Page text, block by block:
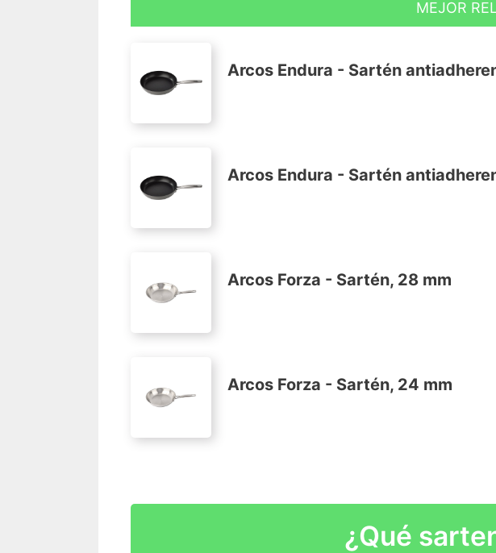
Acero inoxidable
Medida: 24 mm
Presentación en display corbata
MEJOR
Arcos Endura - Sartén
Acero inoxidable
Aluminio forjado
Arcos Endura - Sartén
Acero inoxidable
Aluminio forjado
Arcos Forza - Sartén, 28 mm
Acero inoxidable
Aluminio
Arcos Forza - Sartén, 24 mm
¿Qué